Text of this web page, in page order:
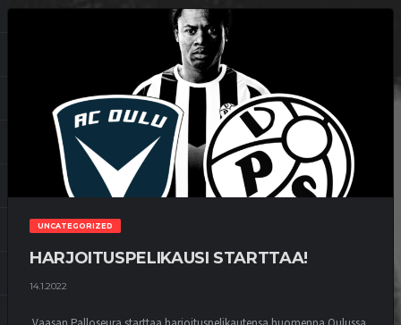
UNCATEGORIZED
HARJOITUSPELIKAUSI STARTTAA!
14.1.2022